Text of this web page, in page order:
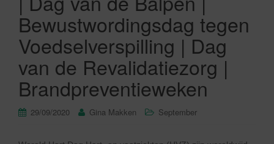
Bewustwordingsdag tegen
Voedselverspilling | Dag
van de Revalidatiezorg |
Brandpreventieweken
29/09/2020 Gina Makken September